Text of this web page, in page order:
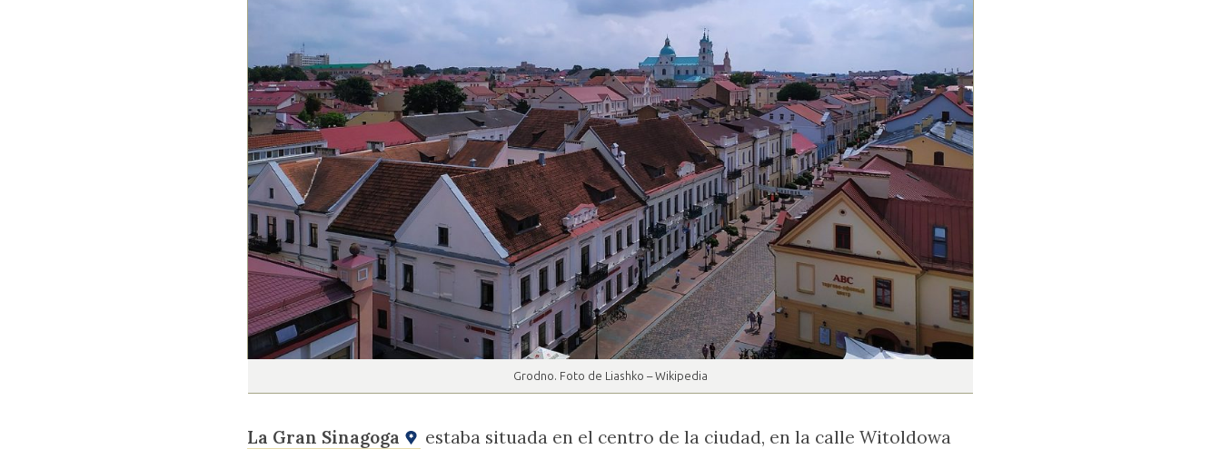
Grodno. Foto de Liashko – Wikipedia
La Gran Sinagoga
estaba situada en el centro de la ciudad, en la calle Witoldowa